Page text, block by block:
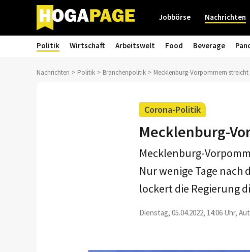
Jobbörse Nachrichten
Politik Wirtschaft Arbeitswelt Food Beverage
Nachrichten Politik Branchenpolitik Mecklenburg-Vorpommern
Corona-Politik
Mecklenburg-
Mecklenburg-
Nur wenige Tage
lockert die Regierung
Dienstag, 05.04.2022, 14:06 Uhr,